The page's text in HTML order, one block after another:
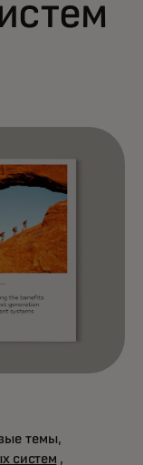
темы,
систем ,